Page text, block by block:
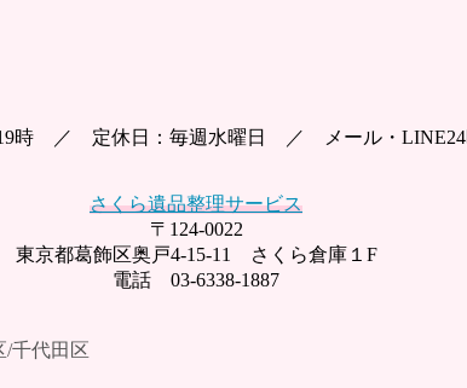
19時 ／ 定休日：毎週水曜日 ／ メール・LINE24
さくら遺品整理サービス
〒124-0022
東京都葛飾区奥戸4-15-11 さくら倉庫１F
電話 03-6338-1887
/千代田区